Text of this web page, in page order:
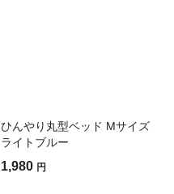
ひんやり丸型ベッド Mサイズ
ライトブルー
1,980 円